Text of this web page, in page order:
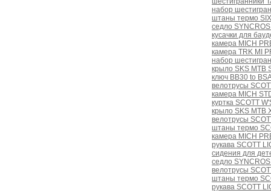
набор
штаны термо
седло
кусачки для
камера MICH
камера TRK MI
набор
крыло SKS MTB
ключ BB30 to
велотрусы
камера MICH
куртка SCOTT
крыло SKS MTB
велотрусы
штаны термо
камера MICH
рукава SCOTT
сидения для
седло
велотрусы
штаны термо
рукава SCOTT